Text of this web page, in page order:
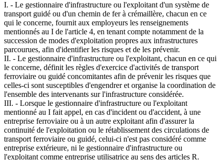
I. - Le gestionnaire d'infrastructure ou l'exploitant d'un système de
transport guidé ou d'un chemin de fer à crémaillère, chacun en ce
qui le concerne, fournit aux employeurs les renseignements
mentionnés au I de l'article 4, en tenant compte notamment de la
succession de modes d'exploitation propres aux infrastructures
parcourues, afin d'identifier les risques et de les prévenir.
II. - Le gestionnaire d'infrastructure ou l'exploitant, chacun en ce qui
le concerne, définit les règles d'exercice d'activités de transport
ferroviaire ou guidé concomitantes afin de prévenir les risques que
celles-ci sont susceptibles d'engendrer et organise la coordination de
l'ensemble des intervenants sur l'infrastructure considérée.
III. - Lorsque le gestionnaire d'infrastructure ou l'exploitant
mentionné au I fait appel, en cas d'incident ou d'accident, à une
entreprise ferroviaire ou à un autre exploitant afin d'assurer la
continuité de l'exploitation ou le rétablissement des circulations de
transport ferroviaire ou guidé, celui-ci n'est pas considéré comme
entreprise extérieure, ni le gestionnaire d'infrastructure ou
l'exploitant comme entreprise utilisatrice au sens des articles R.